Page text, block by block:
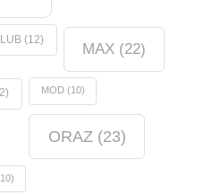
LUB(12)
MAX(22)
MOD(10)
ORAZ (23)